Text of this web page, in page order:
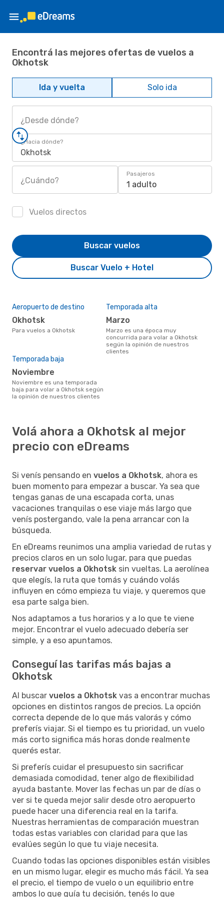
Encontrá las mejores ofertas de vuelos a
Okhotsk
Ida y vuelta Solo ida
¿Desde dónde?
¿Hacia dónde?
Okhotsk
¿Cuándo?
Pasajeros
1 adulto
Vuelos directos
Buscar Vuelo + Hotel
Buscar vuelos
Aeropuerto de destino
Okhotsk
Para vuelos a Okhotsk
Temporada alta
marzo
marzo es una época muy
concurrida para volar a Okhotsk
según la opinión de nuestros
clientes
Temporada baja
noviembre
noviembre es una temporada
baja para volar a Okhotsk según
la opinión de nuestros clientes
Volá ahora a Okhotsk al mejor
precio con eDreams
Si venís pensando en vuelos a Okhotsk, ahora es
buen momento para empezar a buscar. Ya sea que
tengas ganas de una escapada corta, unas
vacaciones tranquilas o ese viaje más largo que
venís postergando, vale la pena arrancar con la
búsqueda.
En eDreams reunimos una amplia variedad de rutas y
precios claros en un solo lugar, para que puedas
reservar vuelos a Okhotsk sin vueltas. La aerolínea
que elegís, la ruta que tomás y cuándo volás
influyen en cómo empieza tu viaje, y queremos que
esa parte salga bien.
Nos adaptamos a tus horarios y a lo que te viene
mejor. Encontrar el vuelo adecuado debería ser
simple, y a eso apuntamos.
Conseguí las tarifas más bajas a
Okhotsk
Al buscar vuelos a Okhotsk vas a encontrar muchas
opciones en distintos rangos de precios. La opción
correcta depende de lo que más valorás y cómo
preferís viajar. Si el tiempo es tu prioridad, un vuelo
más corto significa más horas donde realmente
querés estar.
Si preferís cuidar el presupuesto sin sacrificar
demasiada comodidad, tener algo de flexibilidad
ayuda bastante. Mover las fechas un par de días o
ver si te queda mejor salir desde otro aeropuerto
puede hacer una diferencia real en la tarifa.
Nuestras herramientas de comparación muestran
todas estas variables con claridad para que las
evalúes según lo que tu viaje necesita.
Cuando todas las opciones disponibles están visibles
en un mismo lugar, elegir es mucho más fácil. Ya sea
el precio, el tiempo de vuelo o un equilibrio entre
ambos lo que guía tu decisión, tenés lo que